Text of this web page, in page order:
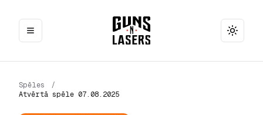
Toggle
Spēles
/
Atvērtā spēle 07.08.2025